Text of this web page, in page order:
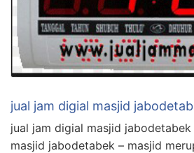
jual jam digial masjid
jual jam digial masjid
masjid jabodetabek – masjid